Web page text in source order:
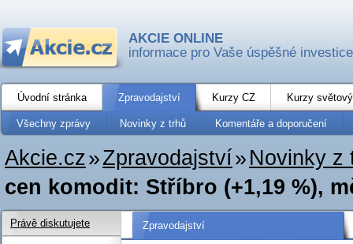
AKCIE ONLINE
informace pro Vaše úspěšné investice
Úvodní stránka Zpravodajství Kurzy CZ Kurzy
Všechny zprávy Novinky z trhů Komentáře a doporučení
Akcie.cz»Zpravodajství» Novinky z
cen komodit: Stříbro (+1,19 %),
Zpravodajství
Právě diskutujete